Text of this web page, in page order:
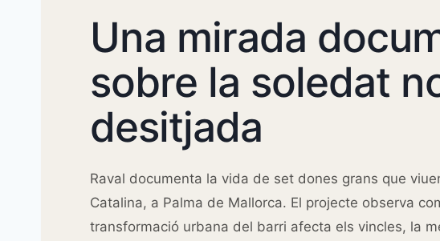
Una mirada
sobre la soledat
desitjada
Raval documenta la vida de set dones grans que
Catalina, a Palma de Mallorca. El projecte observa
transformació urbana del barri afecta els vincles, la